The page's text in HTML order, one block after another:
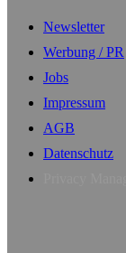
Newsletter
Werbung / PR
Jobs
Impressum
AGB
Datenschutz